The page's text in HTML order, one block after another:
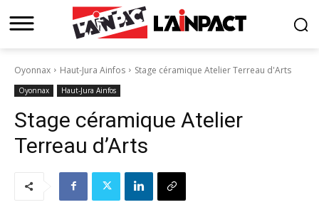
Oyonnax Haut-Jura Ainfos Stage céramique Atelier Terreau d'Arts
Oyonnax Haut-Jura Ainfos
Stage céramique Atelier
Terreau d’Arts